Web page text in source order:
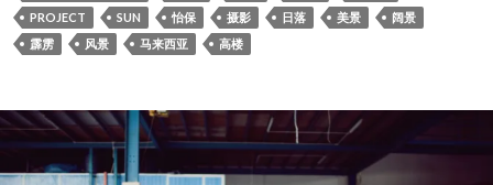
PROJECT
SUN 怡保 摄影 日落 美景
阔景
霹雳
风景 马来西亚 高楼